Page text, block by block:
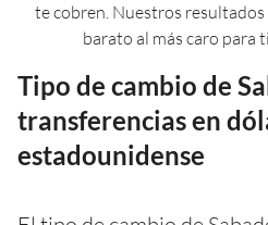
te cobren. Nuestros
barato al más caro para
Tipo de cambio de
transferencias en
estadounidense